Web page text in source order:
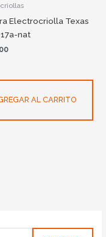
Electrocriolla Texas
nat
AL CARRITO